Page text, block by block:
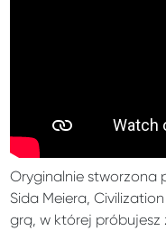
Oryginalnie stworzona
Sida Meiera,
grą, w której